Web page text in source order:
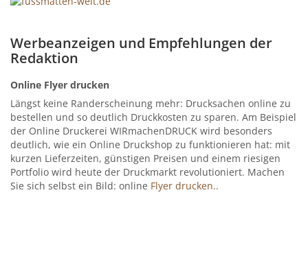
Werbeanzeigen und Empfehlungen der
Redaktion
Online Flyer drucken
Längst keine Randerscheinung mehr: Drucksachen online zu
bestellen und so deutlich Druckkosten zu sparen. Am Beispiel
der Online Druckerei WIRmachenDRUCK wird besonders
deutlich, wie ein Online Druckshop zu funktionieren hat: mit
kurzen Lieferzeiten, günstigen Preisen und einem riesigen
Portfolio wird heute der Druckmarkt revolutioniert. Machen
Sie sich selbst ein Bild: online Flyer drucken..